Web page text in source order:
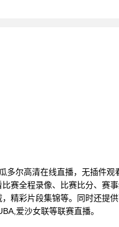
多尔高清在线直播，无插件观
赛全程录像、比赛比分、赛
精彩片段集锦等。同时还提
爱沙女联等联赛直播。